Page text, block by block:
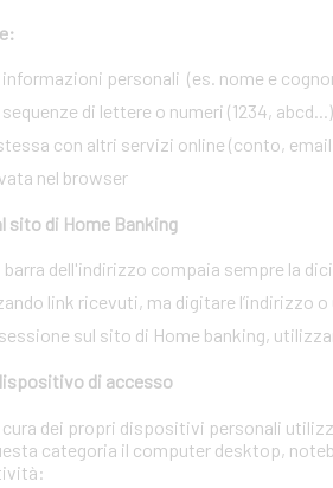
personali (es. nome e
di lettere o numeri (1234, abcd...)
con altri servizi online (conto,
nel browser
sito di Home Banking
barra dell'indirizzo compaia sempre la
link ricevuti, ma digitare l’indirizzo
sul sito di Home banking,
di accesso
cura dei propri dispositivi personali
categoria il computer desktop,